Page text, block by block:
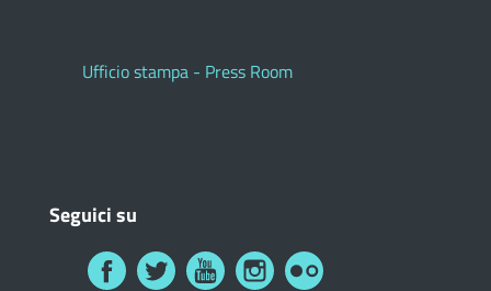
Ufficio stampa - Press Room
Seguici su